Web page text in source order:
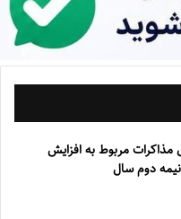
مذاکرات مربوط به افزایش
دوم سال